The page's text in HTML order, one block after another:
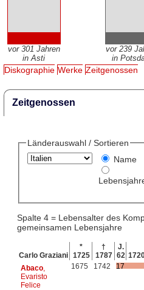
vor 301 Jahren
in Asti
vor 239
in
Diskographie Werke Zeitgenossen
Zeitgenossen
Länderauswahl / Sortieren
Name
Spalte 4 = Lebensalter des
gemeinsamen Lebensjahre
Carlo Graziani
*
1725
†
1787
J.
62
Abaco,
Evaristo
Felice
1675 1742 17